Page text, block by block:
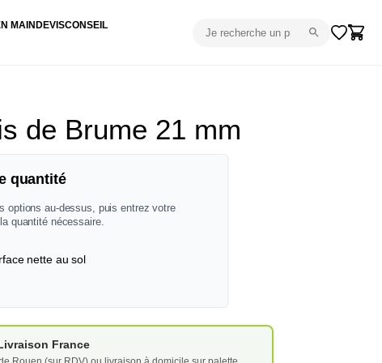
MAIN DEVISCONSEIL
de Brume 21 mm
quantité
options au-dessus, puis entrez votre
quantité nécessaire.
nette au sol
France